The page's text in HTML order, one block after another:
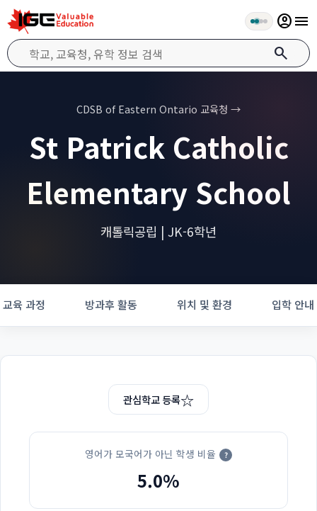
search
account_circlemenu
CDSB of Eastern Ontario 교육청 →
St Patrick Catholic
Elementary School
캐톨릭공립 | JK-6학년
교육 과정 방과후 활동 위치 및 환경 입학 안내
관심학교 등록☆
영어가 모국어가 아닌 학생 비율 ?
5.0%